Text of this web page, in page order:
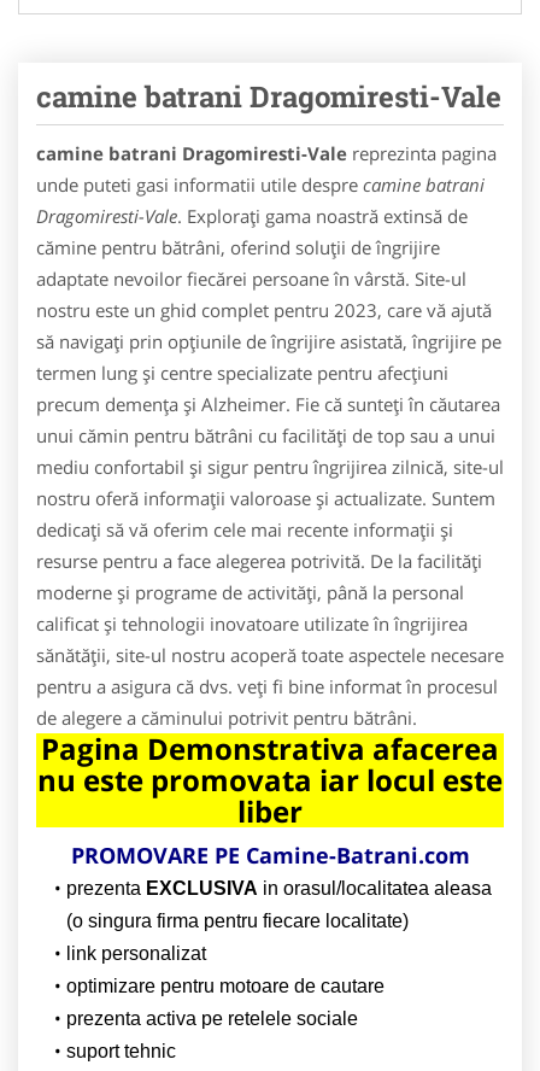
camine batrani Dragomiresti-Vale
camine batrani Dragomiresti-Vale reprezinta pagina
unde puteti gasi informatii utile despre camine batrani
Dragomiresti-Vale. Explorați gama noastră extinsă de
cămine pentru bătrâni, oferind soluții de îngrijire
adaptate nevoilor fiecărei persoane în vârstă. Site-ul
nostru este un ghid complet pentru 2023, care vă ajută
să navigați prin opțiunile de îngrijire asistată, îngrijire pe
termen lung și centre specializate pentru afecțiuni
precum demența și Alzheimer. Fie că sunteți în căutarea
unui cămin pentru bătrâni cu facilități de top sau a unui
mediu confortabil și sigur pentru îngrijirea zilnică, site-ul
nostru oferă informații valoroase și actualizate. Suntem
dedicați să vă oferim cele mai recente informații și
resurse pentru a face alegerea potrivită. De la facilități
moderne și programe de activități, până la personal
calificat și tehnologii inovatoare utilizate în îngrijirea
sănătății, site-ul nostru acoperă toate aspectele necesare
pentru a asigura că dvs. veți fi bine informat în procesul
de alegere a căminului potrivit pentru bătrâni.
Pagina Demonstrativa afacerea
nu este promovata iar locul este
liber
PROMOVARE PE Camine-Batrani.com
prezenta EXCLUSIVA in orasul/localitatea aleasa
(o singura firma pentru fiecare localitate)
link personalizat
optimizare pentru motoare de cautare
prezenta activa pe retelele sociale
suport tehnic